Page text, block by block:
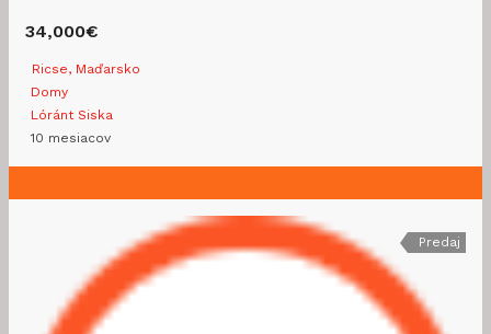
34,000€
Ricse, Maďarsko
Domy
Lóránt Siska
10 mesiacov
Predaj